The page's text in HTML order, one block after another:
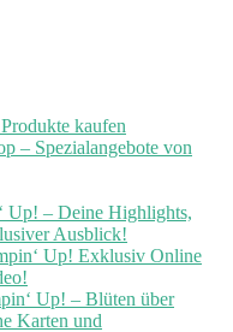
kaufen
– Spezialangebote von
Up! – Deine Highlights,
Ausblick!
Up! Exklusiv Online
Up! – Blüten über
Karten und